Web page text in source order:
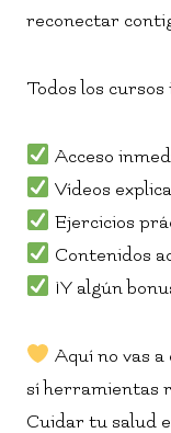
reconectar
Todos los cursos
Acceso
Vídeos
Ejercicios
Contenidos
¡Y algún
Aquí no vas
sí herramientas
Cuidar tu salud